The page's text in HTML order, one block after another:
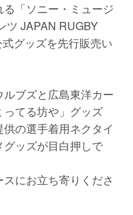
「ソニー・ミュージ
ツ JAPAN RUGBY
グッズを先行販売い
ブズと広島東洋カー
てる坊や」グッズ
の選手着用ネクタイ
ッズが目白押しで
にお立ち寄りくださ